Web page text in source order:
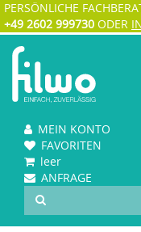
PERSÖNLICHE
+49 2602 999730 ODER
MEIN KONTO
FAVORITEN
leer
ANFRAGE